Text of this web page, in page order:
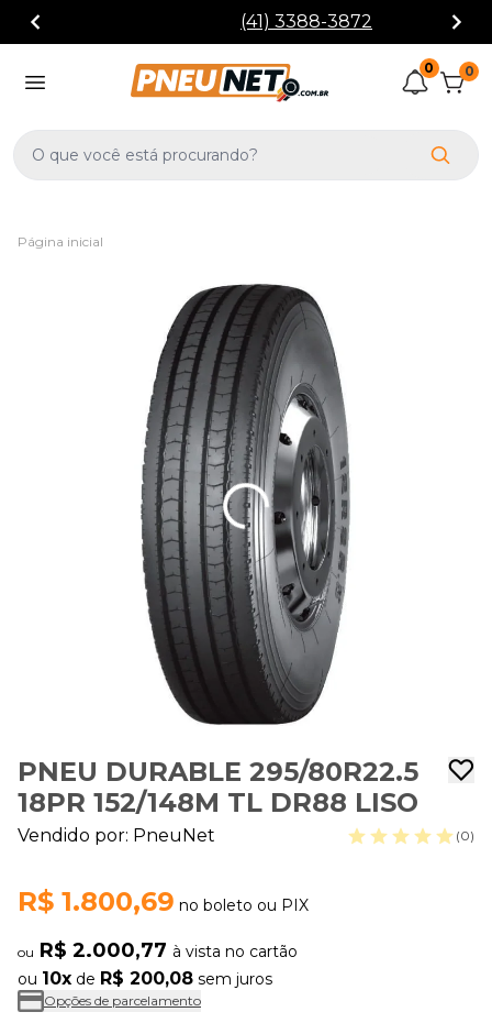
(41) 3388-3872
0 0
Página inicial
PNEU DURABLE 295/80R22.5
18PR 152/148M TL DR88 LISO
Vendido por: PneuNet (0)
R$ 1.800,69 no boleto ou PIX
ou R$ 2.000,77 à vista no cartão
ou 10x de R$ 200,08 sem juros
Opções de parcelamento